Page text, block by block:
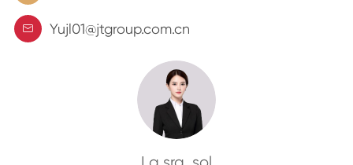
 Yujl01@jtgroup.com.cn